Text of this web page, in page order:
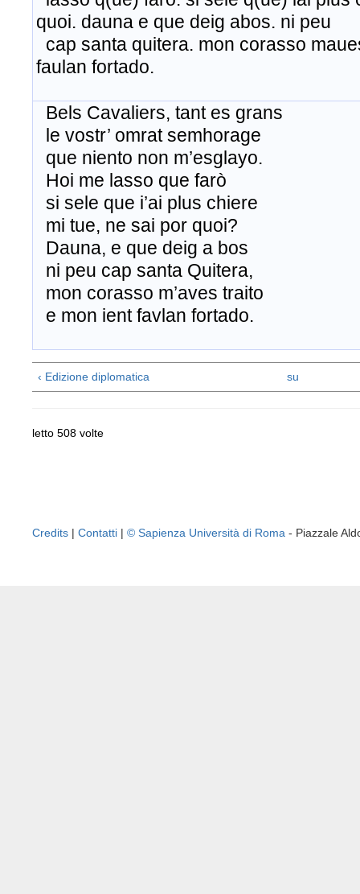
quoi. dauna e que deig abos. ni peu
cap santa quitera. mon corasso
faulan fortado.
Bels Cavaliers, tant es grans
le vostr’ omrat semhorage
que niento non m’esglayo.
Hoi me lasso que farò
si sele que i’ai plus chiere
mi tue, ne sai por quoi?
Dauna, e que deig a bos
ni peu cap santa Quitera,
mon corasso m’aves traito
e mon ient favlan fortado.
‹ Edizione diplomatica su
letto 508 volte
Credits | Contatti | © Sapienza Università di Roma - Piazzale